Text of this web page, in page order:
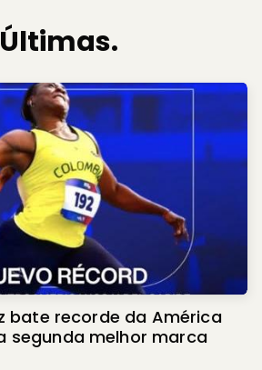
Últimas.
bate recorde da América
segunda melhor marca